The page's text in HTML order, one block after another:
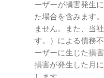
ーザーが損害発生
た場合を含みます
ません。また、当
す。）による債務
ーザーに生じた損
損害が発生した月